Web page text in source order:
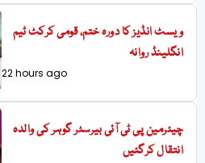
ویسٹ انڈیز کا دورہ ختم، قومی کرکٹ ٹیم
انگلینڈ روانہ
22 hours ago
چیئرمین پی ٹی آئی بیرسٹر گوہر کی والدہ
انتقال کرگئیں